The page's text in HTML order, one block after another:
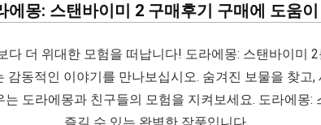
에몽: 스탠바이미 2 구매후기 구매에 도움
다 더 위대한 모험을 떠납니다! 도라에몽: 스탠바이미
감동적인 이야기를 만나보십시오. 숨겨진 보물을 찾고,
도라에몽과 친구들의 모험을 지켜보세요. 도라에몽: